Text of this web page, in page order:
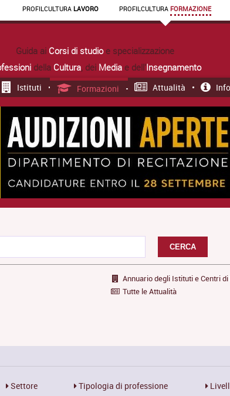
PROFILCULTURA LAVORO PROFILCULTURA FORMAZIONE
Guida ai Corsi di studioe specializzazione
della Cultura, dei Media e dell'Insegnamento
Istituti Formazioni Attualità
CERCA
Annuario degli Istituti e Centri
Tutte le Attualità
Settore Tipologia di professione